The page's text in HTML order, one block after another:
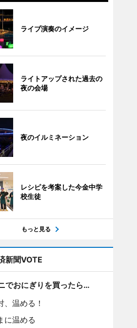
ライブ演奏のイメージ
ライトアップされた過去の
夜の会場
夜のイルミネーション
レシピを考案した今金中学
校生徒
もっと見る
新聞VOTE
でおにぎりを買ったら…
、温める！
に温める